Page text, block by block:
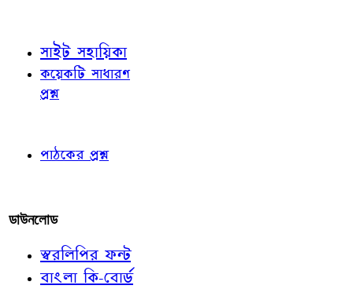
সাইট সহায়িকা
কয়েকটি সাধারণ
প্রশ্ন
পাঠকের প্রশ্ন
ডাউনলোড
স্বরলিপির ফন্ট
বাংলা কি-বোর্ড